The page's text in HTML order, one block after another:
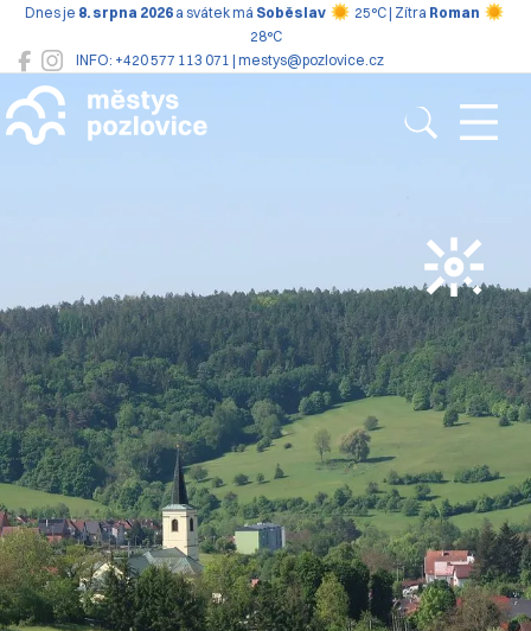
INFO: +420 577 113 071 | mestys@pozlovice.cz
Dnes je 8. srpna 2026 a svátek má Soběslav 25°C | Zítra Roman
28°C
Pozlovice